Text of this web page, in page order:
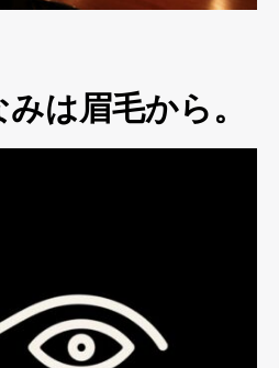
は眉毛から。